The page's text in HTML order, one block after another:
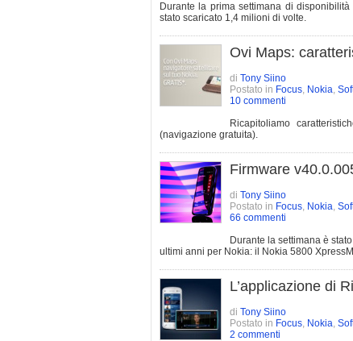
Durante la prima settimana di
stato scaricato 1,4 milioni di volte.
Ovi Maps:
di Tony Siino
Postato in Focus, Nokia,
10 commenti
Ricapitoliamo
(navigazione gratuita).
Firmware
di Tony Siino
Postato in Focus, Nokia,
66 commenti
Durante la settimana è
ultimi anni per Nokia: il Nokia 5800
L’applicazione di
di Tony Siino
Postato in Focus, Nokia,
2 commenti